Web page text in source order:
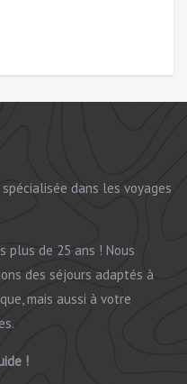
dans les voyages
plus de 25 ans ! Nous
des séjours adaptés à
mais aussi à votre
!